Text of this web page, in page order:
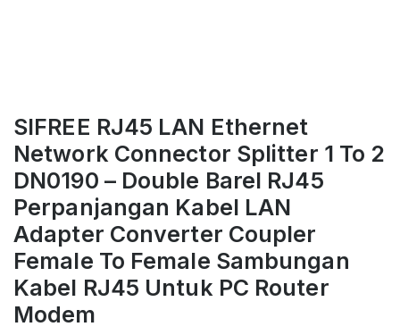
SIFREE RJ45 LAN Ethernet
Network Connector Splitter 1 To 2
DN0190 – Double Barel RJ45
Perpanjangan Kabel LAN
Adapter Converter Coupler
Female To Female Sambungan
Kabel RJ45 Untuk PC Router
Modem